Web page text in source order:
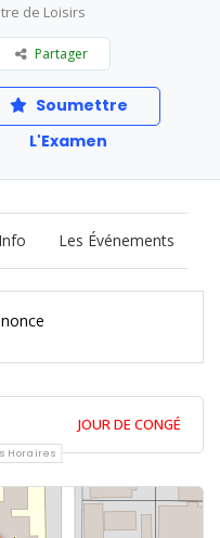
de Loisirs
Partager
Soumettre
L'Examen
Les Événements
JOUR DE CONGÉ
Horaires